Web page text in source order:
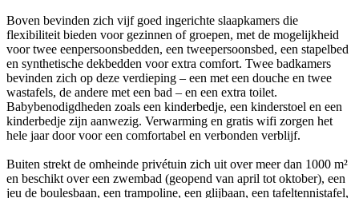
Boven bevinden zich vijf goed ingerichte slaapkamers die
flexibiliteit bieden voor gezinnen of groepen, met de mogelijkheid
voor twee eenpersoonsbedden, een tweepersoonsbed, een stapelbed
en synthetische dekbedden voor extra comfort. Twee badkamers
bevinden zich op deze verdieping – een met een douche en twee
wastafels, de andere met een bad – en een extra toilet.
Babybenodigdheden zoals een kinderbedje, een kinderstoel en een
kinderbedje zijn aanwezig. Verwarming en gratis wifi zorgen het
hele jaar door voor een comfortabel en verbonden verblijf.
Buiten strekt de omheinde privétuin zich uit over meer dan 1000 m²
en beschikt over een zwembad (geopend van april tot oktober), een
jeu de boulesbaan, een trampoline, een glijbaan, een tafeltennistafel,